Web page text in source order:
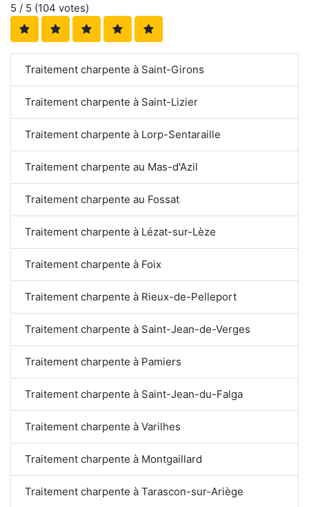
5 / 5 (104 votes)
Traitement charpente à Saint-Girons
Traitement charpente à Saint-Lizier
Traitement charpente à Lorp-Sentaraille
Traitement charpente au Mas-d'Azil
Traitement charpente au Fossat
Traitement charpente à Lézat-sur-Lèze
Traitement charpente à Foix
Traitement charpente à Rieux-de-Pelleport
Traitement charpente à Saint-Jean-de-Verges
Traitement charpente à Pamiers
Traitement charpente à Saint-Jean-du-Falga
Traitement charpente à Varilhes
Traitement charpente à Montgaillard
Traitement charpente à Tarascon-sur-Ariège